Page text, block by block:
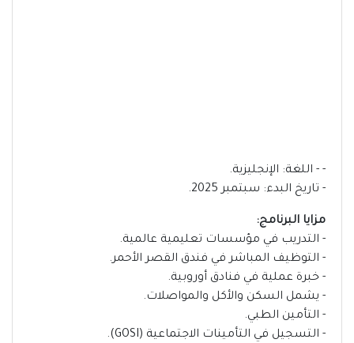
- - اللغة: الإنجليزية.
- تاريخ البدء: سبتمبر 2025.
مزايا البرنامج:
- التدريب في مؤسسات تعليمية عالمية.
- التوظيف المباشر في فندق القصر الأحمر.
- خبرة عملية في فنادق أوروبية.
- يشمل السكن والأكل والمواصلات.
- التأمين الطبي.
- التسجيل في التأمينات الاجتماعية (GOSI).